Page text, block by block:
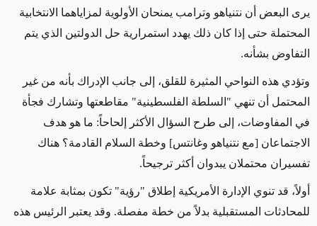
يرى البعض أن نتنياهو وترامب يمنحان الأولوية لمزاياهما الانتخابية
المحتملة حتى إذا كان ذلك يهدد استمرارية حل الدولتين الذي يتم
التفاوض بشأنه.
وتؤدي هذه النواحي المثيرة للقلق، إلى جانب الإدراك بأنه من غير
المحتمل أن تنهي "السلطة الفلسطينية" مقاطعتها وتشارك فجأة
في المفاوضات، إلى طرح السؤال الأكثر إلحاحاً: ما هو هدف
الاجتماعان [مع نتنياهو وغانتس] وخطة السلام القادمة؟ هناك
تفسيران محتملان يبدوان أكثر ترجيحاً.
أولاً، قد تنوي الإدارة الأمريكية إطلاق "رؤية" تكون بمثابة علامة
للمحادثات المستقبلية بدلاً من خطة مفصلة. وقد يعتبر الرئيس هذه